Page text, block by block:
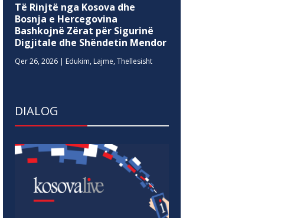
Të Rinjtë nga Kosova dhe
Bosnja e Hercegovina
Bashkojnë Zërat për Sigurinë
Digjitale dhe Shëndetin Mendor
Qer 26, 2026 | Edukim, Lajme,Thellesisht
DIALOG